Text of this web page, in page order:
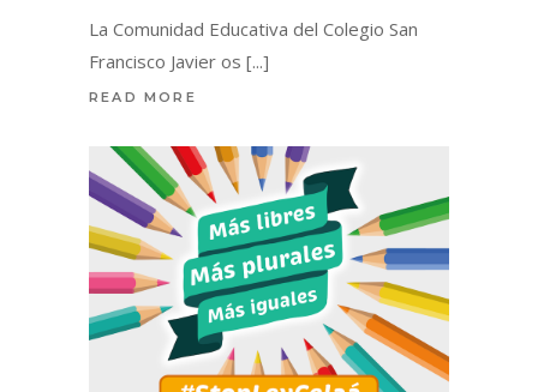
La Comunidad Educativa del Colegio San
Francisco Javier os
READ MORE